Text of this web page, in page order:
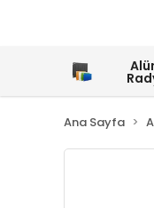
Ana Sayfa